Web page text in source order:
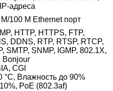
адреса
100 M Ethernet порт
HTTP, HTTPS, FTP,
DDNS, RTP, RTSP, RTCP,
SMTP, SNMP, IGMP, 802.1X,
Bonjour
CGI
°C, Влажность до 90%
PoE (802.3af)